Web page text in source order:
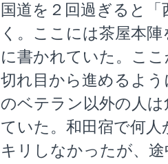
国道を２回過ぎると
く。ここには茶屋本
に書かれていた。こ
切れ目から進めるよ
のベテラン以外の人
ていた。和田宿で何
キリしなかったが、